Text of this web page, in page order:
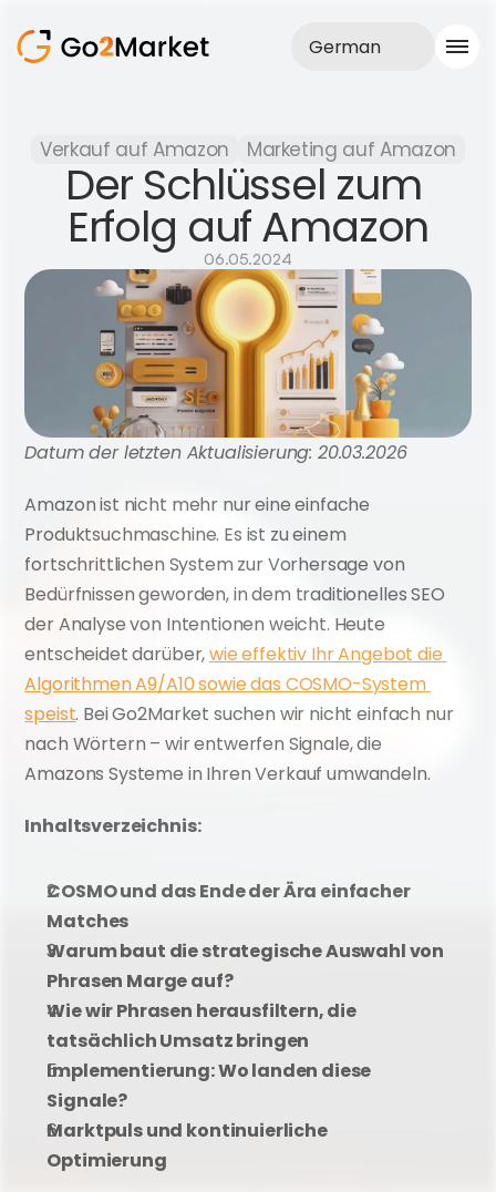
Realisationen
Fallstudie
Blog
Über uns
Dienstleistungen
German
Verkauf auf Amazon Marketing auf Amazon
Der Schlüssel zum
Erfolg auf Amazon
06.05.2024
Datum der letzten Aktualisierung: 20.03.2026
Amazon ist nicht mehr nur eine einfache
Produktsuchmaschine. Es ist zu einem
fortschrittlichen System zur Vorhersage von
Bedürfnissen geworden, in dem traditionelles SEO
der Analyse von Intentionen weicht. Heute
entscheidet darüber, wie effektiv Ihr Angebot die
Algorithmen A9/A10 sowie das COSMO-System
speist. Bei Go2Market suchen wir nicht einfach nur
nach Wörtern – wir entwerfen Signale, die
Amazons Systeme in Ihren Verkauf umwandeln.
Inhaltsverzeichnis:
COSMO und das Ende der Ära einfacher
Matches
Warum baut die strategische Auswahl von
Phrasen Marge auf?
Wie wir Phrasen herausfiltern, die
tatsächlich Umsatz bringen
Implementierung: Wo landen diese
Signale?
Marktpuls und kontinuierliche
Optimierung